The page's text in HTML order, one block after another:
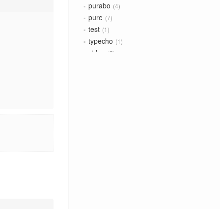
purabo 4
pure 7
test 1
typecho 1
video 5